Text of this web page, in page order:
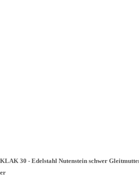
KLAK 30 - Edelstahl Nutenstein schwer
er